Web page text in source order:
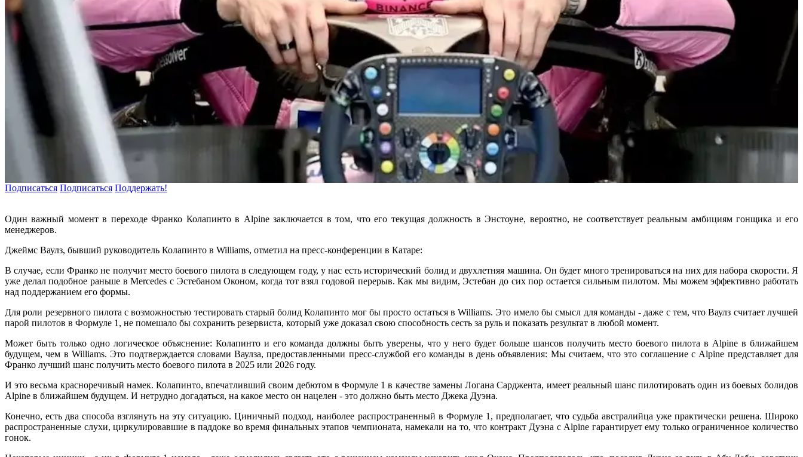
Подписаться Подписаться Поддержать!
Один важный момент в переходе Франко Колапинто в Alpine заключается в том, что его текущая должность в Энстоуне, вероятно, не соответствует реальным амбициям гонщика и его
менеджеров.
Джеймс Ваулз, бывший руководитель Колапинто в Williams, отметил на пресс-конференции в Катаре:
В случае, если Франко не получит место боевого пилота в следующем году, у нас есть исторический болид и двухлетняя машина. Он будет много тренироваться на них для набора скорости. Я
уже делал подобное раньше в Mercedes с Эстебаном Оконом, когда тот взял годовой перерыв. Как мы видим, Эстебан до сих пор остается сильным пилотом. Мы можем эффективно работать
над поддержанием его формы.
Для роли резервного пилота с возможностью тестировать старый болид Колапинто мог бы просто остаться в Williams. Это имело бы смысл для команды - даже с тем, что Ваулз считает лучшей
парой пилотов в Формуле 1, не помешало бы сохранить резервиста, который уже доказал свою способность сесть за руль и показать результат в любой момент.
Может быть только одно логическое объяснение: Колапинто и его команда должны быть уверены, что у него будет больше шансов получить место боевого пилота в Alpine в ближайшем
будущем, чем в Williams. Это подтверждается словами Ваулза, предоставленными пресс-службой его команды в день объявления: Мы считаем, что это соглашение с Alpine представляет для
Франко лучший шанс получить место боевого пилота в 2025 или 2026 году.
И это весьма красноречивый намек. Колапинто, впечатливший своим дебютом в Формуле 1 в качестве замены Логана Сарджента, имеет реальный шанс пилотировать один из боевых болидов
Alpine в ближайшем будущем. И нетрудно догадаться, на какое место он нацелен - это должно быть место Джека Дуэна.
Конечно, есть два способа взглянуть на эту ситуацию. Циничный подход, наиболее распространенный в Формуле 1, предполагает, что судьба австралийца уже практически решена. Широко
распространенные слухи, циркулировавшие в паддоке во время финальных этапов чемпионата, намекали на то, что контракт Дуэна с Alpine гарантирует ему только ограниченное количество
гонок.